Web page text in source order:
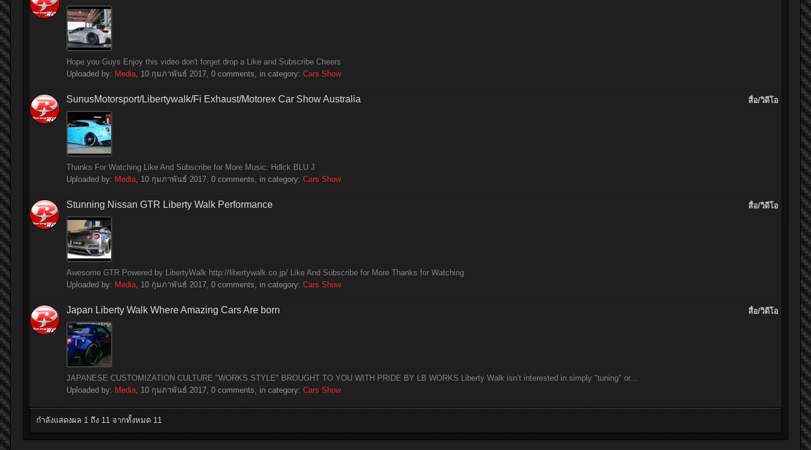
Hope you Guys Enjoy this video don't forget drop a Like and Subscribe Cheers
Uploaded by: Media, 10 กุมภาพันธ์ 2017, 0 comments, in category: Cars Show
สื่อ/วิดีโอ
SunusMotorsport/Libertywalk/Fi Exhaust/Motorex Car Show Australia
Thanks For Watching Like And Subscribe for More Music: Hdlck BLU J
Uploaded by: Media, 10 กุมภาพันธ์ 2017, 0 comments, in category: Cars Show
สื่อ/วิดีโอ
Stunning Nissan GTR Liberty Walk Performance
Awesome GTR Powered by LibertyWalk http://libertywalk.co.jp/ Like And Subscribe for More Thanks for Watching
Uploaded by: Media, 10 กุมภาพันธ์ 2017, 0 comments, in category: Cars Show
สื่อ/วิดีโอ
Japan Liberty Walk Where Amazing Cars Are born
JAPANESE CUSTOMIZATION CULTURE "WORKS STYLE" BROUGHT TO YOU WITH PRIDE BY LB WORKS Liberty Walk isn’t interested in simply "tuning" or...
Uploaded by: Media, 10 กุมภาพันธ์ 2017, 0 comments, in category: Cars Show
กำลังแสดงผล 1 ถึง 11 จากทั้งหมด 11